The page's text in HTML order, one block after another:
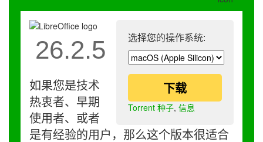
选择您的操作系统:
下载
Torrent 种子, 信息
26.2.5
如果您是技术
热衷者、早期
使用者、或者
是有经验的用户，那么这个版本很适合